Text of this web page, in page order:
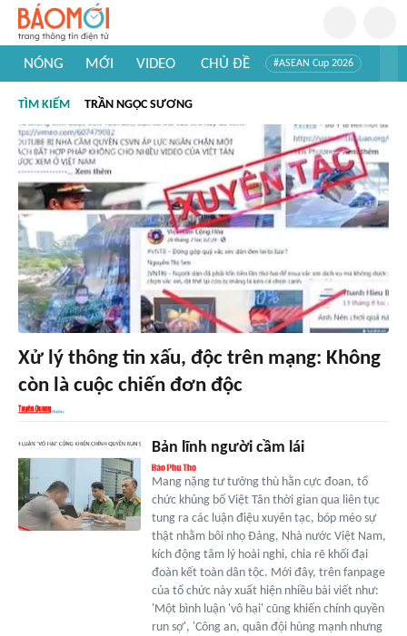
NÓNG MỚI VIDEO CHỦ ĐỀ #ASEAN Cup 2026
#Khám phá thế giới
TÌM KIẾM TRẦN NGỌC SƯƠNG
Xử lý thông tin xấu, độc trên mạng: Không
còn là cuộc chiến đơn độc
Bản lĩnh người cầm lái
Mang nặng tư tưởng thù hằn cực đoan, tổ
chức khủng bố Việt Tân thời gian qua liên tục
tung ra các luận điệu xuyên tạc, bóp méo sự
thật nhằm bôi nhọ Đảng, Nhà nước Việt Nam,
kích động tâm lý hoài nghi, chia rẽ khối đại
đoàn kết toàn dân tộc. Mới đây, trên fanpage
của tổ chức này xuất hiện nhiều bài viết như:
'Một bình luận 'vô hại' cũng khiến chính quyền
run sợ', 'Công an, quân đội hùng mạnh nhưng